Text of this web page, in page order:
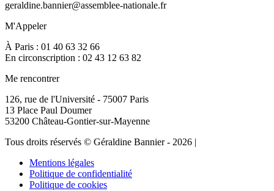
geraldine.bannier@assemblee-nationale.fr
M'Appeler
À Paris : 01 40 63 32 66
En circonscription : 02 43 12 63 82
Me rencontrer
126, rue de l'Université - 75007 Paris
13 Place Paul Doumer
53200 Château-Gontier-sur-Mayenne
Tous droits réservés © Géraldine Bannier - 2026 |
Mentions légales
Politique de confidentialité
Politique de cookies